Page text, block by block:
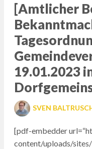
[Amtlicher
19.01.2023
SVEN
[pdf-embedder
content/uploads/